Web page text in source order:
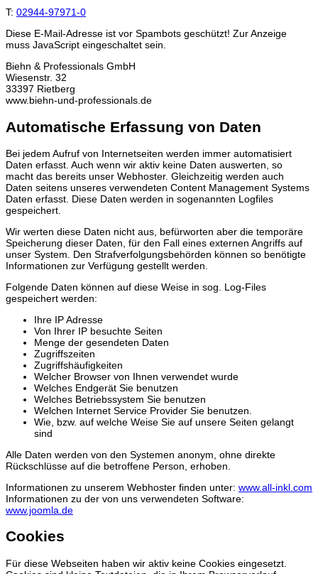
T: 02944-97971-0
Diese E-Mail-Adresse ist vor Spambots geschützt! Zur Anzeige
muss JavaScript eingeschaltet sein.
Biehn & Professionals GmbH
Wiesenstr. 32
33397 Rietberg
www.biehn-und-professionals.de
Automatische Erfassung von Daten
Bei jedem Aufruf von Internetseiten werden immer automatisiert
Daten erfasst. Auch wenn wir aktiv keine Daten auswerten, so
macht das bereits unser Webhoster. Gleichzeitig werden auch
Daten seitens unseres verwendeten Content Management Systems
Daten erfasst. Diese Daten werden in sogenannten Logfiles
gespeichert.
Wir werten diese Daten nicht aus, befürworten aber die temporäre
Speicherung dieser Daten, für den Fall eines externen Angriffs auf
unser System. Den Strafverfolgungsbehörden können so benötigte
Informationen zur Verfügung gestellt werden.
Folgende Daten können auf diese Weise in sog. Log-Files
gespeichert werden:
Ihre IP Adresse
Von Ihrer IP besuchte Seiten
Menge der gesendeten Daten
Zugriffszeiten
Zugriffshäufigkeiten
Welcher Browser von Ihnen verwendet wurde
Welches Endgerät Sie benutzen
Welches Betriebssystem Sie benutzen
Welchen Internet Service Provider Sie benutzen.
Wie, bzw. auf welche Weise Sie auf unsere Seiten gelangt
sind
Alle Daten werden von den Systemen anonym, ohne direkte
Rückschlüsse auf die betroffene Person, erhoben.
Informationen zu unserem Webhoster finden unter: www.all-inkl.com
Informationen zu der von uns verwendeten Software:
www.joomla.de
Cookies
Für diese Webseiten haben wir aktiv keine Cookies eingesetzt.